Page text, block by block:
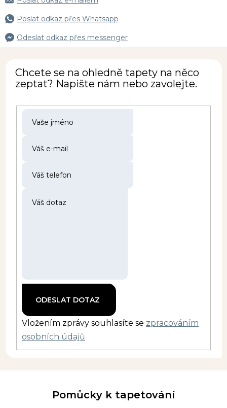
Poslat odkaz přes Whatsapp
Odeslat odkaz přes messenger
Chcete se na ohledně tapety na něco
zeptat? Napište nám nebo zavolejte.
Vložením zprávy souhlasíte se zpracováním
osobních údajů
Pomůcky k tapetování